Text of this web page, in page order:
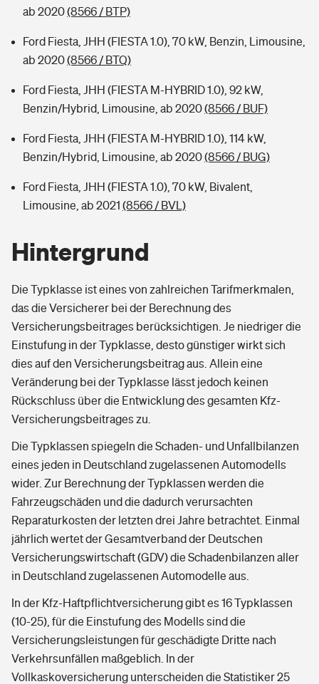
ab 2020(8566 / BTP)
Ford Fiesta, JHH (FIESTA 1.0), 70 kW, Benzin, Limousine,
ab 2020(8566 / BTQ)
Ford Fiesta, JHH (FIESTA M-HYBRID 1.0), 92 kW,
Benzin/Hybrid, Limousine, ab 2020(8566 / BUF)
Ford Fiesta, JHH (FIESTA M-HYBRID 1.0), 114 kW,
Benzin/Hybrid, Limousine, ab 2020(8566 / BUG)
Ford Fiesta, JHH (FIESTA 1.0), 70 kW, Bivalent,
Limousine, ab 2021 (8566 / BVL)
Hintergrund
Die Typklasse ist eines von zahlreichen Tarifmerkmalen,
das die Versicherer bei der Berechnung des
Versicherungsbeitrages berücksichtigen. Je niedriger die
Einstufung in der Typklasse, desto günstiger wirkt sich
dies auf den Versicherungsbeitrag aus. Allein eine
Veränderung bei der Typklasse lässt jedoch keinen
Rückschluss über die Entwicklung des gesamten Kfz-
Versicherungsbeitrages zu.
Die Typklassen spiegeln die Schaden- und Unfallbilanzen
eines jeden in Deutschland zugelassenen Automodells
wider. Zur Berechnung der Typklassen werden die
Fahrzeugschäden und die dadurch verursachten
Reparaturkosten der letzten drei Jahre betrachtet. Einmal
jährlich wertet der Gesamtverband der Deutschen
Versicherungswirtschaft (GDV) die Schadenbilanzen aller
in Deutschland zugelassenen Automodelle aus.
In der Kfz-Haftpflichtversicherung gibt es 16 Typklassen
(10-25), für die Einstufung des Modells sind die
Versicherungsleistungen für geschädigte Dritte nach
Verkehrsunfällen maßgeblich. In der
Vollkaskoversicherung unterscheiden die Statistiker 25